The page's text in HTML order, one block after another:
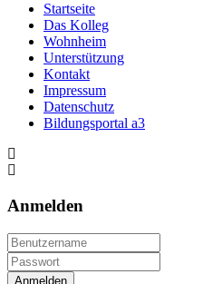
Startseite
Das Kolleg
Wohnheim
Unterstützung
Kontakt
Impressum
Datenschutz
Bildungsportal a3
Anmelden
Anmelden